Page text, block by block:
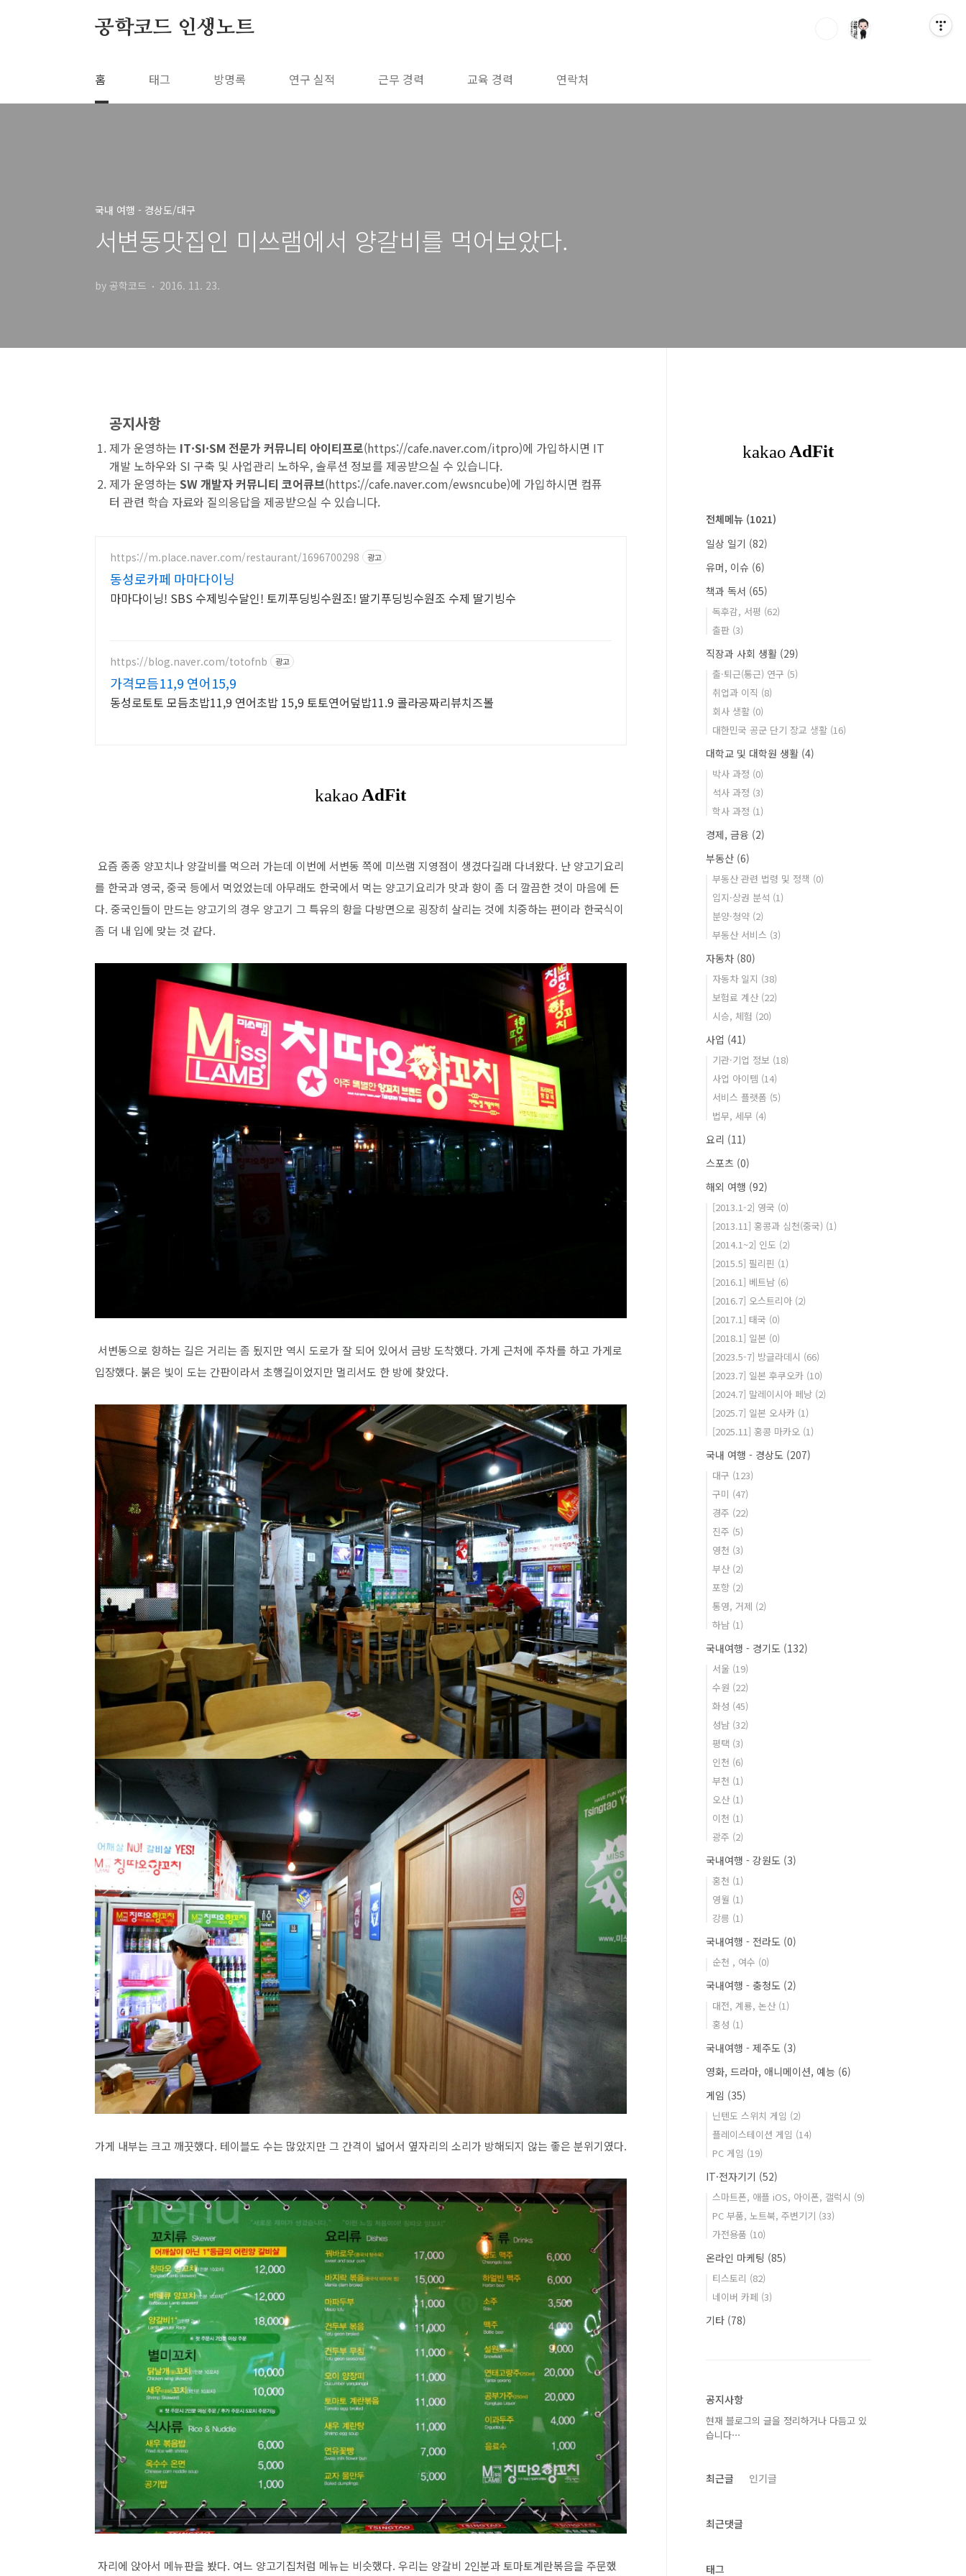
공학코드 인생노트
홈 태그 방명록 연구 실적 근무 경력 교육 경력 연락처
국내 여행 - 경상도/대구
서변동맛집인 미쓰램에서 양갈비를 먹어보았다.
by 공학코드 2016. 11. 23.
공지사항
제가 운영하는 IT·SI·SM 전문가 커뮤니티 아이티프로(https://cafe.naver.com/itpro)에 가입하시면 IT
개발 노하우와 SI 구축 및 사업관리 노하우, 솔루션 정보를 제공받으실 수 있습니다.
제가 운영하는 SW 개발자 커뮤니티 코어큐브(https://cafe.naver.com/ewsncube)에 가입하시면 컴퓨
터 관련 학습 자료와 질의응답을 제공받으실 수 있습니다.
https://m.place.naver.com/restaurant/1696700298 광고
동성로카페 마마다이닝
마마다이닝! SBS 수제빙수달인! 토끼푸딩빙수원조! 딸기푸딩빙수원조 수제 딸기빙수
https://blog.naver.com/totofnb 광고
가격모듬11,9 연어15,9
동성로토토 모듬초밥11,9 연어초밥 15,9 토토연어덮밥11.9 콜라공짜리뷰치즈볼
요즘 종종 양꼬치나 양갈비를 먹으러 가는데 이번에 서변동 쪽에 미쓰램 지영점이 생겼다길래 다녀왔다. 난 양고기요리
를 한국과 영국, 중국 등에서 먹었었는데 아무래도 한국에서 먹는 양고기요리가 맛과 향이 좀 더 깔끔한 것이 마음에 든
다. 중국인들이 만드는 양고기의 경우 양고기 그 특유의 향을 다방면으로 굉장히 살리는 것에 치중하는 편이라 한국식이
좀 더 내 입에 맞는 것 같다.
서변동으로 향하는 길은 거리는 좀 됬지만 역시 도로가 잘 되어 있어서 금방 도착했다. 가게 근처에 주차를 하고 가게로
입장했다. 붉은 빛이 도는 간판이라서 초행길이었지만 멀리서도 한 방에 찾았다.
가게 내부는 크고 깨끗했다. 테이블도 수는 많았지만 그 간격이 넓어서 옆자리의 소리가 방해되지 않는 좋은 분위기였다.
자리에 앉아서 메뉴판을 봤다. 여느 양고기집처럼 메뉴는 비슷했다. 우리는 양갈비 2인분과 토마토계란볶음을 주문했
전체메뉴 (1021)
일상 일기 (82)
유머, 이슈 (6)
책과 독서 (65)
독후감, 서평 (62)
출판 (3)
직장과 사회 생활 (29)
출·퇴근(통근) 연구 (5)
취업과 이직 (8)
회사 생활 (0)
대한민국 공군 단기 장교 생활 (16)
대학교 및 대학원 생활 (4)
박사 과정 (0)
석사 과정 (3)
학사 과정 (1)
경제, 금융 (2)
부동산 (6)
부동산 관련 법령 및 정책 (0)
입지·상권 분석 (1)
분양·청약 (2)
부동산 서비스 (3)
자동차 (80)
자동차 일지 (38)
보험료 계산 (22)
시승, 체험 (20)
사업 (41)
기관·기업 정보 (18)
사업 아이템 (14)
서비스 플랫폼 (5)
법무, 세무 (4)
요리 (11)
스포츠 (0)
해외 여행 (92)
[2013.1-2] 영국 (0)
[2013.11] 홍콩과 심천(중국) (1)
[2014.1~2] 인도 (2)
[2015.5] 필리핀 (1)
[2016.1] 베트남 (6)
[2016.7] 오스트리아 (2)
[2017.1] 태국 (0)
[2018.1] 일본 (0)
[2023.5-7] 방글라데시 (66)
[2023.7] 일본 후쿠오카 (10)
[2024.7] 말레이시아 페낭 (2)
[2025.7] 일본 오사카 (1)
[2025.11] 홍콩 마카오 (1)
국내 여행 - 경상도 (207)
대구 (123)
구미 (47)
경주 (22)
진주 (5)
영천 (3)
부산 (2)
포항 (2)
통영, 거제 (2)
하남 (1)
국내여행 - 경기도 (132)
서울 (19)
수원 (22)
화성 (45)
성남 (32)
평택 (3)
인천 (6)
부천 (1)
오산 (1)
이천 (1)
광주 (2)
국내여행 - 강원도 (3)
홍천 (1)
영월 (1)
강릉 (1)
국내여행 - 전라도 (0)
순천 , 여수 (0)
국내여행 - 충청도 (2)
대전, 계룡, 논산 (1)
홍성 (1)
국내여행 - 제주도 (3)
영화, 드라마, 애니메이션, 예능 (6)
게임 (35)
닌텐도 스위치 게임 (2)
플레이스테이션 게임 (14)
PC 게임 (19)
IT·전자기기 (52)
스마트폰, 애플 iOS, 아이폰, 갤럭시 (9)
PC 부품, 노트북, 주변기기 (33)
가전용품 (10)
온라인 마케팅 (85)
티스토리 (82)
네이버 카페 (3)
기타 (78)
공지사항
현재 블로그의 글을 정리하거나 다듬고 있
습니다⋯
최근글 인기글
최근댓글
태그